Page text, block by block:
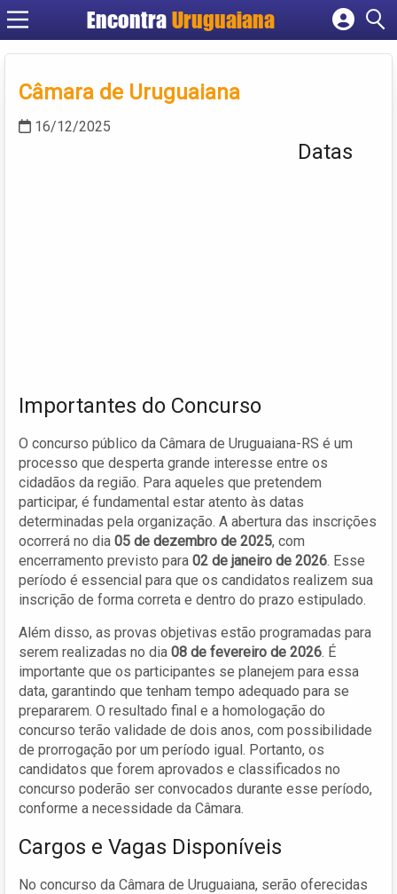
Encontra Uruguaiana
Cadastrar empresa
Criar conta
Câmara de Uruguaiana
16/12/2025
Datas
Importantes do Concurso
O concurso público da Câmara de Uruguaiana-RS é um
processo que desperta grande interesse entre os
cidadãos da região. Para aqueles que pretendem
participar, é fundamental estar atento às datas
determinadas pela organização. A abertura das inscrições
ocorrerá no dia 05 de dezembro de 2025, com
encerramento previsto para 02 de janeiro de 2026. Esse
período é essencial para que os candidatos realizem sua
inscrição de forma correta e dentro do prazo estipulado.
Além disso, as provas objetivas estão programadas para
serem realizadas no dia 08 de fevereiro de 2026. É
importante que os participantes se planejem para essa
data, garantindo que tenham tempo adequado para se
prepararem. O resultado final e a homologação do
concurso terão validade de dois anos, com possibilidade
de prorrogação por um período igual. Portanto, os
candidatos que forem aprovados e classificados no
concurso poderão ser convocados durante esse período,
conforme a necessidade da Câmara.
Cargos e Vagas Disponíveis
No concurso da Câmara de Uruguaiana, serão oferecidas